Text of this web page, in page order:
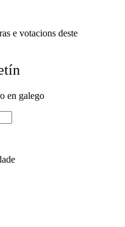
e votacions deste
en galego